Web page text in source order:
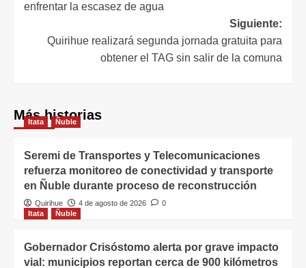
enfrentar la escasez de agua
Siguiente:
Quirihue realizará segunda jornada gratuita para
obtener el TAG sin salir de la comuna
Más historias
Itata Ñuble
Seremi de Transportes y Telecomunicaciones
refuerza monitoreo de conectividad y transporte
en Ñuble durante proceso de reconstrucción
Quirihue 4 de agosto de 2026
0
Itata
Ñuble
Gobernador Crisóstomo alerta por grave impacto
vial: municipios reportan cerca de 900 kilómetros